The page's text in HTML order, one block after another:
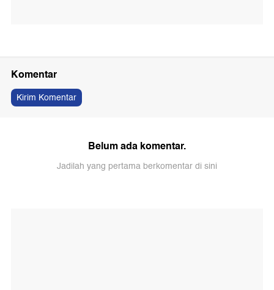
Komentar
Kirim Komentar
Belum ada komentar.
Jadilah yang pertama berkomentar di sini